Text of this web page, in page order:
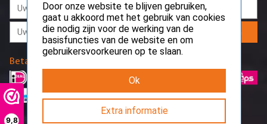
9,8
Betaalmethodes
Door onze website te blijven gebruiken,
gaat u akkoord met het gebruik van cookies
die nodig zijn voor de werking van de
basisfuncties van de website en om
gebruikersvoorkeuren op te slaan.
Ok
Extra informatie